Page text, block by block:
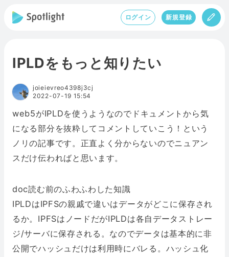
ログイン 新規登録
IPLDをもっと知りたい
joieievreo4398j3cj
2022-07-19 15:54
web5がIPLDを使うようなのでドキュメントから気
になる部分を抜粋してコメントしていこう！という
ノリの記事です。正直よく分からないのでニュアン
スだけ伝わればと思います。
doc読む前のふわふわした知識
IPLDはIPFSの親戚で違いはデータがどこに保存され
るか。IPFSはノードだがIPLDは各自データストレー
ジ/サーバに保存される。なのでデータは基本的に非
公開でハッシュだけは利用時にバレる。ハッシュ化